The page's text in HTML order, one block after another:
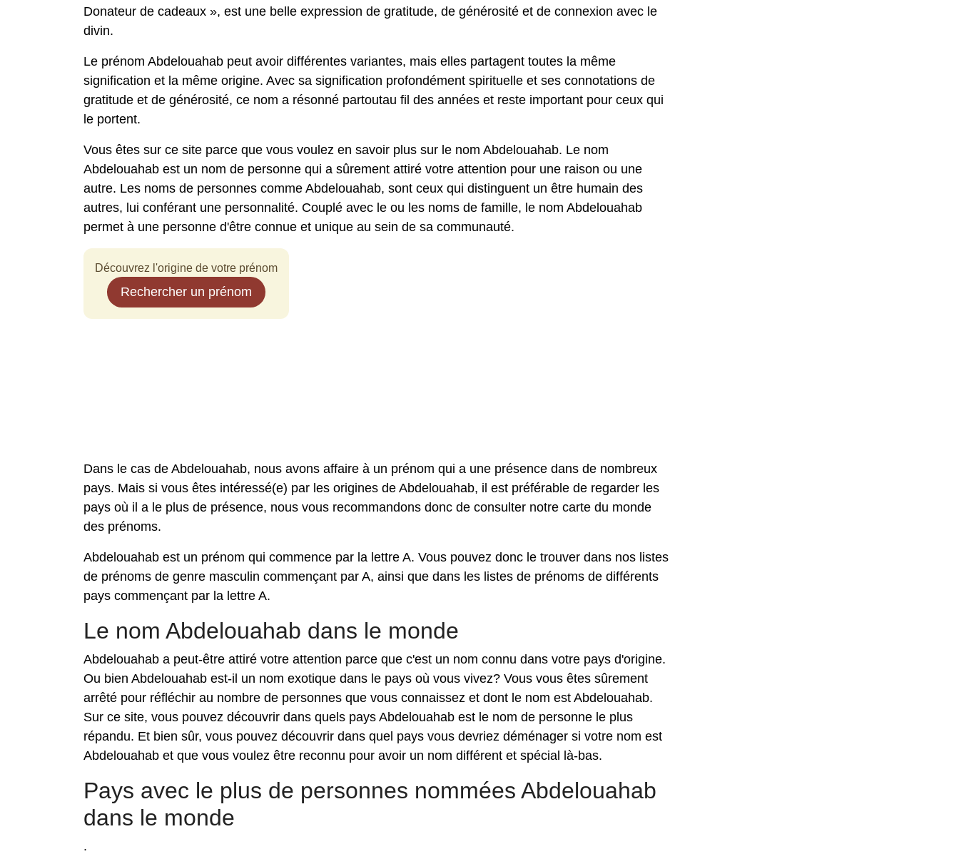
Donateur de cadeaux », est une belle expression de gratitude, de générosité et de connexion avec le
divin.
Le prénom Abdelouahab peut avoir différentes variantes, mais elles partagent toutes la même
signification et la même origine. Avec sa signification profondément spirituelle et ses connotations de
gratitude et de générosité, ce nom a résonné partoutau fil des années et reste important pour ceux qui
le portent.
Vous êtes sur ce site parce que vous voulez en savoir plus sur le nom Abdelouahab. Le nom
Abdelouahab est un nom de personne qui a sûrement attiré votre attention pour une raison ou une
autre. Les noms de personnes comme Abdelouahab, sont ceux qui distinguent un être humain des
autres, lui conférant une personnalité. Couplé avec le ou les noms de famille, le nom Abdelouahab
permet à une personne d'être connue et unique au sein de sa communauté.
Découvrez l'origine de votre prénom
Rechercher un prénom
Dans le cas de Abdelouahab, nous avons affaire à un prénom qui a une présence dans de nombreux
pays. Mais si vous êtes intéressé(e) par les origines de Abdelouahab, il est préférable de regarder les
pays où il a le plus de présence, nous vous recommandons donc de consulter notre carte du monde
des prénoms.
Abdelouahab est un prénom qui commence par la lettre A. Vous pouvez donc le trouver dans nos listes
de prénoms de genre masculin commençant par A, ainsi que dans les listes de prénoms de différents
pays commençant par la lettre A.
Le nom Abdelouahab dans le monde
Abdelouahab a peut-être attiré votre attention parce que c'est un nom connu dans votre pays d'origine.
Ou bien Abdelouahab est-il un nom exotique dans le pays où vous vivez? Vous vous êtes sûrement
arrêté pour réfléchir au nombre de personnes que vous connaissez et dont le nom est Abdelouahab.
Sur ce site, vous pouvez découvrir dans quels pays Abdelouahab est le nom de personne le plus
répandu. Et bien sûr, vous pouvez découvrir dans quel pays vous devriez déménager si votre nom est
Abdelouahab et que vous voulez être reconnu pour avoir un nom différent et spécial là-bas.
Pays avec le plus de personnes nommées Abdelouahab
dans le monde
.